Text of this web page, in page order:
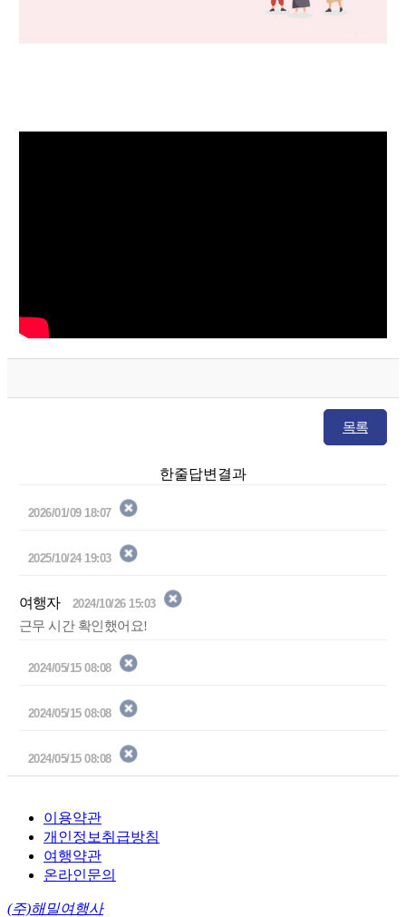
목록
한줄답변결과
2026/01/09 18:07
2025/10/24 19:03
여행자 2024/10/26 15:03
근무 시간 확인했어요!
2024/05/15 08:08
2024/05/15 08:08
2024/05/15 08:08
이용약관
개인정보취급방침
여행약관
온라인문의
(주)해밀여행사